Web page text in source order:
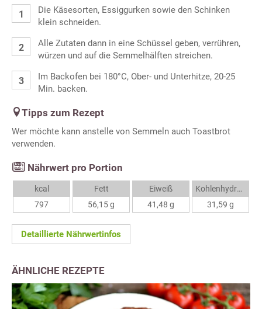
Die Käsesorten, Essiggurken sowie den Schinken
klein schneiden.
Alle Zutaten dann in eine Schüssel geben, verrühren,
würzen und auf die Semmelhälften streichen.
Im Backofen bei 180°C, Ober- und Unterhitze, 20-25
Min. backen.
Tipps zum Rezept
Wer möchte kann anstelle von Semmeln auch Toastbrot
verwenden.
Nährwert pro Portion
kcal
797
Fett
56,15 g
Eiweiß
41,48 g
Kohlenhydrate
31,59 g
Detaillierte Nährwertinfos
ÄHNLICHE REZEPTE